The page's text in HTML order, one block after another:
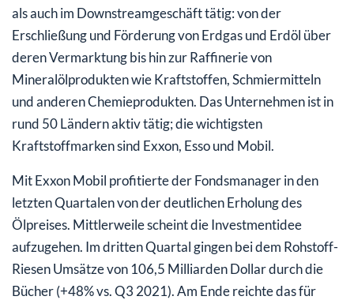
als auch im Downstreamgeschäft tätig: von der
Erschließung und Förderung von Erdgas und Erdöl über
deren Vermarktung bis hin zur Raffinerie von
Mineralölprodukten wie Kraftstoffen, Schmiermitteln
und anderen Chemieprodukten. Das Unternehmen ist in
rund 50 Ländern aktiv tätig; die wichtigsten
Kraftstoffmarken sind Exxon, Esso und Mobil.
Mit Exxon Mobil profitierte der Fondsmanager in den
letzten Quartalen von der deutlichen Erholung des
Ölpreises. Mittlerweile scheint die Investmentidee
aufzugehen. Im dritten Quartal gingen bei dem Rohstoff-
Riesen Umsätze von 106,5 Milliarden Dollar durch die
Bücher (+48% vs. Q3 2021). Am Ende reichte das für